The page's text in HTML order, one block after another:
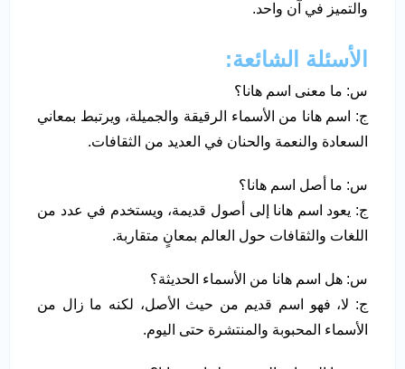
والتميز في آن واحد.
الأسئلة الشائعة:
س: ما معنى اسم هانا؟
ج: اسم هانا من الأسماء الرقيقة والجميلة، ويرتبط بمعاني
السعادة والنعمة والحنان في العديد من الثقافات.
س: ما أصل اسم هانا؟
ج: يعود اسم هانا إلى أصول قديمة، ويستخدم في عدد من
اللغات والثقافات حول العالم بمعانٍ متقاربة.
س: هل اسم هانا من الأسماء الحديثة؟
ج: لا، فهو اسم قديم من حيث الأصل، لكنه ما زال من
الأسماء المحبوبة والمنتشرة حتى اليوم.